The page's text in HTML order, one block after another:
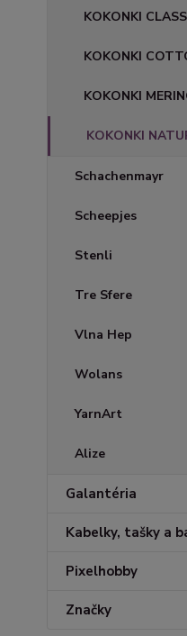
KOKONKI
KOKONKI
KOKONKI
KOKONKI
Schachenmayr
Scheepjes
Stenli
Tre Sfere
Vlna Hep
Wolans
YarnArt
Alize
Galantéria
Kabelky, tašky a
Pixelhobby
Značky